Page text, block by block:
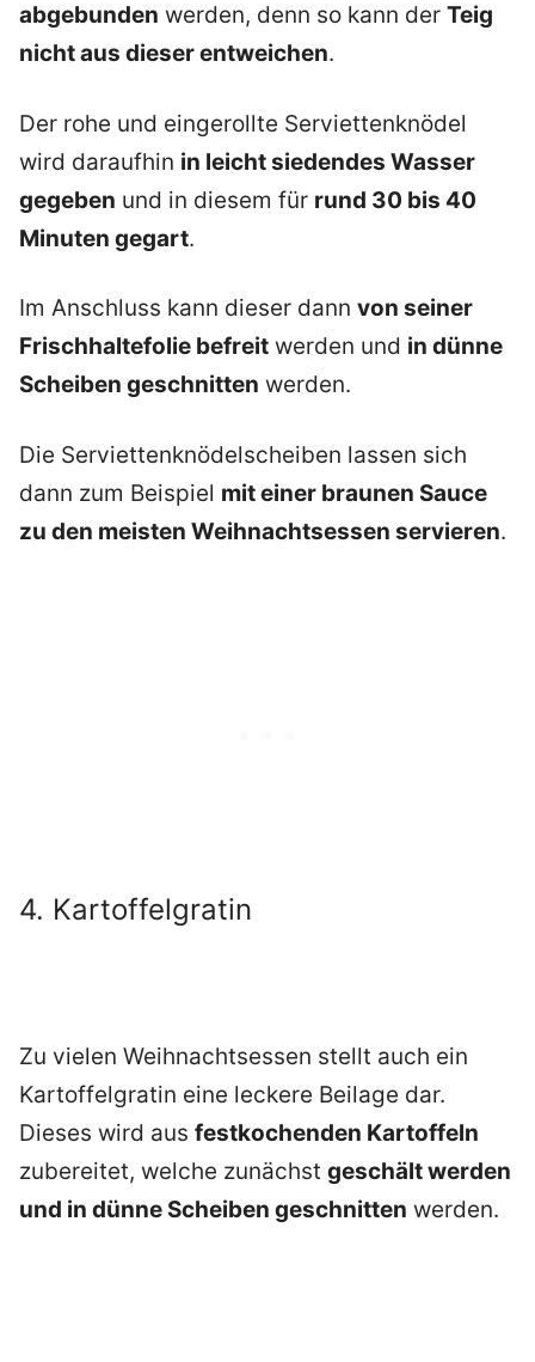
abgebunden werden, denn so kann der Teig
nicht aus dieser entweichen.
Der rohe und eingerollte Serviettenknödel
wird daraufhin in leicht siedendes Wasser
gegeben und in diesem für rund 30 bis 40
Minuten gegart.
Im Anschluss kann dieser dann von seiner
Frischhaltefolie befreit werden und in dünne
Scheiben geschnitten werden.
Die Serviettenknödelscheiben lassen sich
dann zum Beispiel mit einer braunen Sauce
zu den meisten Weihnachtsessen servieren.
4. Kartoffelgratin
Zu vielen Weihnachtsessen stellt auch ein
Kartoffelgratin eine leckere Beilage dar.
Dieses wird aus festkochenden Kartoffeln
zubereitet, welche zunächst geschält werden
und in dünne Scheiben geschnitten werden.